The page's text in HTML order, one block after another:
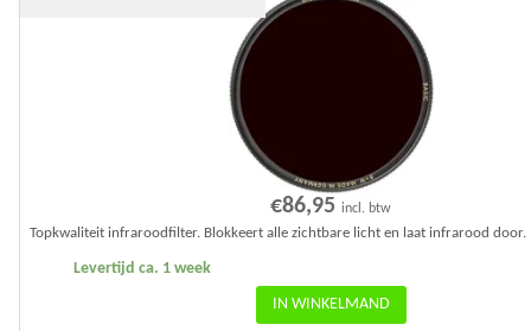
€86,95 incl. btw
Levertijd ca. 1 week
Topkwaliteit infraroodfilter. Blokkeert alle zichtbare licht en laat infrarood door.
IN WINKELMAND